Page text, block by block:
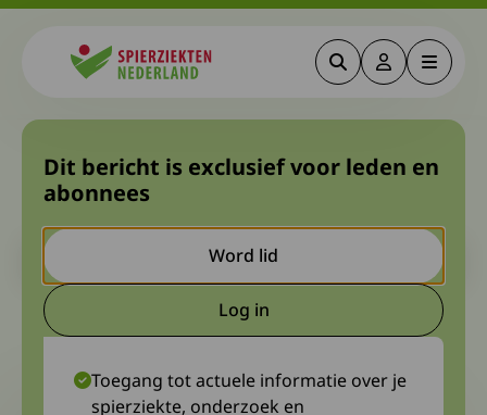
ZoekenDeze link
Menu
Uitnodiging Algemene
Ledenvergadering 2023
Let op. Dit is een ouder bericht. Het kan zijn dat de inhoud niet
meer actueel is.
28 maart 2023
Dit bericht is exclusief voor leden en
abonnees
Word lid
Log inDeze link gaat naar een
Toegang tot actuele informatie over je
spierziekte, onderzoek en